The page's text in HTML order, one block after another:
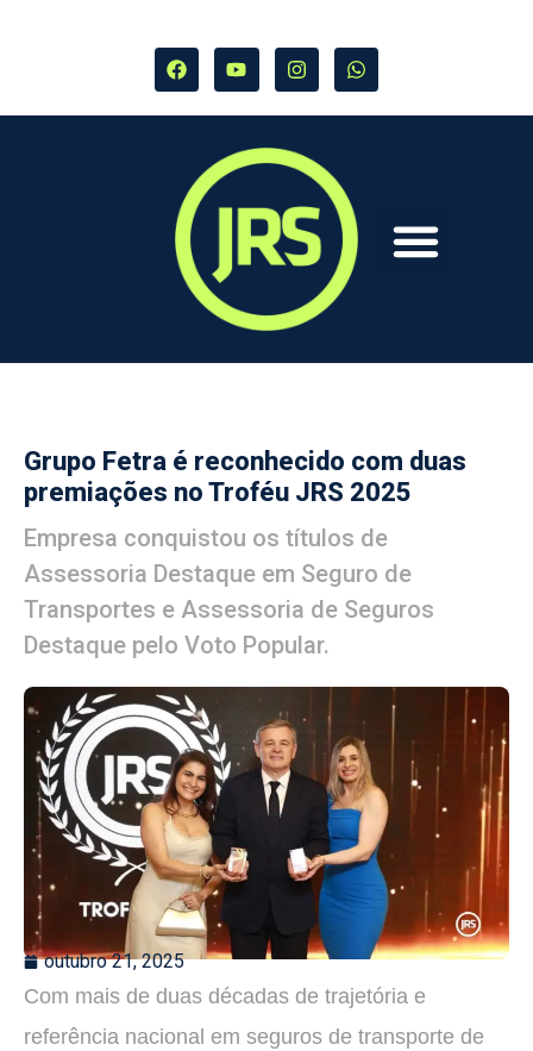
Grupo Fetra é reconhecido com duas
premiações no Troféu JRS 2025
Empresa conquistou os títulos de
Assessoria Destaque em Seguro de
Transportes e Assessoria de Seguros
Destaque pelo Voto Popular.
outubro 21, 2025
Com mais de duas décadas de trajetória e
referência nacional em seguros de transporte de